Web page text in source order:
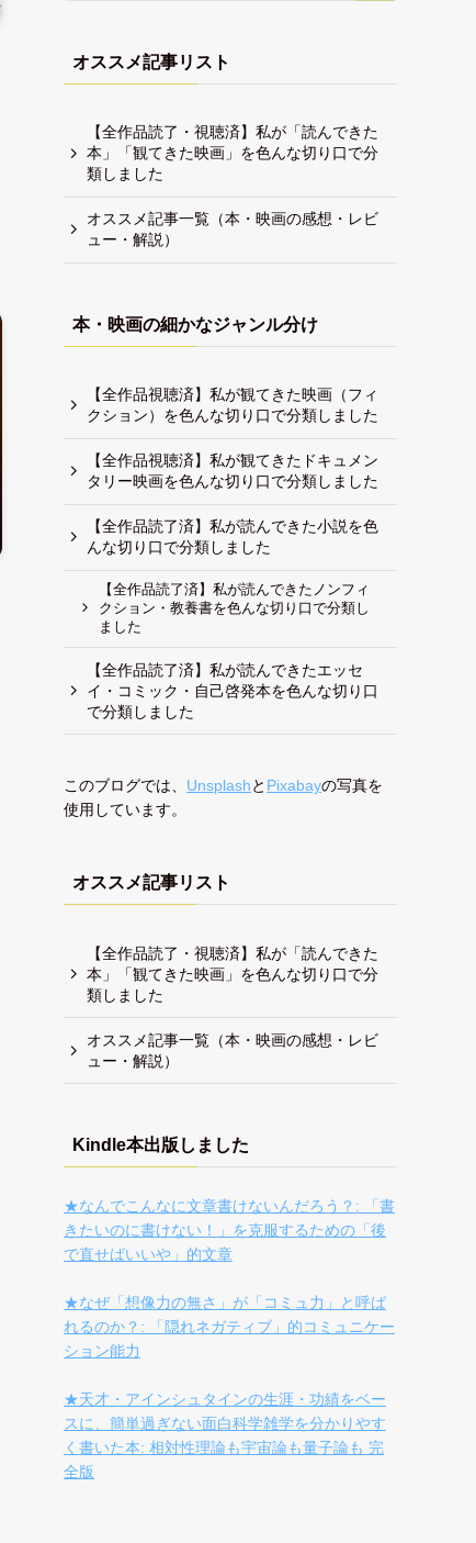
オススメ記事リスト
【全作品読了・視聴済】私が「読んできた
本」「観てきた映画」を色んな切り口で分
類しました
オススメ記事一覧（本・映画の感想・レビ
ュー・解説）
本・映画の細かなジャンル分け
【全作品視聴済】私が観てきた映画（フィ
クション）を色んな切り口で分類しました
【全作品視聴済】私が観てきたドキュメン
タリー映画を色んな切り口で分類しました
【全作品読了済】私が読んできた小説を色
んな切り口で分類しました
【全作品読了済】私が読んできたノンフィ
クション・教養書を色んな切り口で分類し
ました
【全作品読了済】私が読んできたエッセ
イ・コミック・自己啓発本を色んな切り口
で分類しました
このブログでは、 Unsplashと Pixabayの写真を
使用しています。
オススメ記事リスト
【全作品読了・視聴済】私が「読んできた
本」「観てきた映画」を色んな切り口で分
類しました
オススメ記事一覧（本・映画の感想・レビ
ュー・解説）
Kindle本出版しました
★なんでこんなに文章書けないんだろう？: 「書
きたいのに書けない！」を克服するための「後
で直せばいいや」的文章
★なぜ「想像力の無さ」が「コミュ力」と呼ば
れるのか？: 「隠れネガティブ」的コミュニケー
ション能力
★天才・アインシュタインの生涯・功績をベー
スに、簡単過ぎない面白科学雑学を分かりやす
く書いた本: 相対性理論も宇宙論も量子論も 完
全版